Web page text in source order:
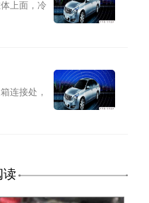
上面，冷
连接处，
读